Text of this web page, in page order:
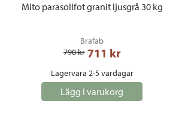
Mito parasollfot granit ljusgrå 30 kg
Brafab
790 kr 711 kr
Lagervara 2-5 vardagar
Lägg i varukorg